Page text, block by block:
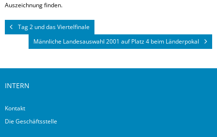
Auszeichnung finden.
Tag 2 und das Viertelfinale
Männliche Landesauswahl 2001 auf Platz 4 beim Länderpokal
INTERN
Kontakt
Die Geschäftsstelle